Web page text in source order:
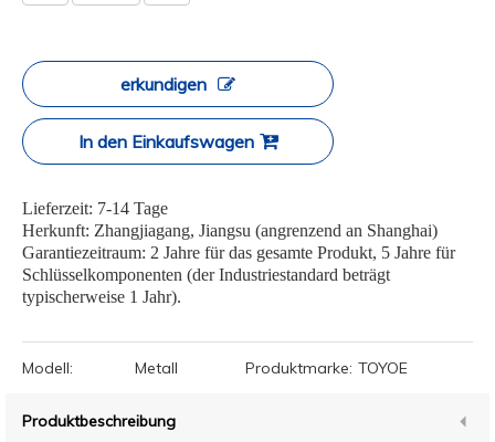
erkundigen
In den Einkaufswagen
Lieferzeit: 7-14 Tage
Herkunft: Zhangjiagang, Jiangsu (angrenzend an Shanghai)
Garantiezeitraum: 2 Jahre für das gesamte Produkt, 5 Jahre für
Schlüsselkomponenten (der Industriestandard beträgt
typischerweise 1 Jahr).
Modell: Metall Produktmarke: TOYOE
Produktbeschreibung